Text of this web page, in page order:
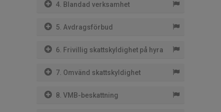
4. Blandad verksamhet
5. Avdragsförbud
6. Frivillig skattskyldighet på hyra
7. Omvänd skattskyldighet
8. VMB-beskattning